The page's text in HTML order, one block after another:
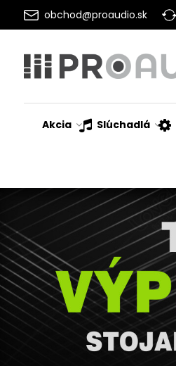
obchod@proaudio.sk
Akcia Slúchadlá